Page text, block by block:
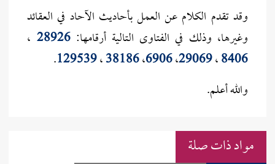
وقد تقدم الكلام عن العمل بأحاديث الآحاد في العقائد
وغيرها، وذلك في الفتاوى التالية أرقامها:28926 ،
8406،29069،6906،38186،129539
.
والله أعلم.
مواد ذات صلة